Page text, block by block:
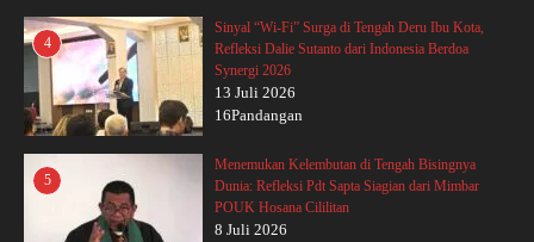
4
Sinyal “Wi-Fi” Surga di Tengah Deru Ibu Kota,
Refleksi Dalie Sutanto dari Indonesia Berdoa
Synergi 2026
13 Juli 2026
16Pandangan
5
Menemukan Kelembutan di Tengah Bisingnya
Dunia: Refleksi Pdt Sapta Siagian dari Mimbar
POUK Hosana Cililitan
8 Juli 2026